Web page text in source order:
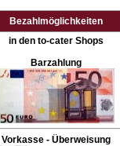
Bezahlmöglichkeiten
in den to-cater Shops
Barzahlung
Vorkasse - Überweisung